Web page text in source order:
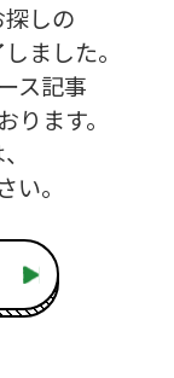
しの
ました。
ス記事
ます。
。